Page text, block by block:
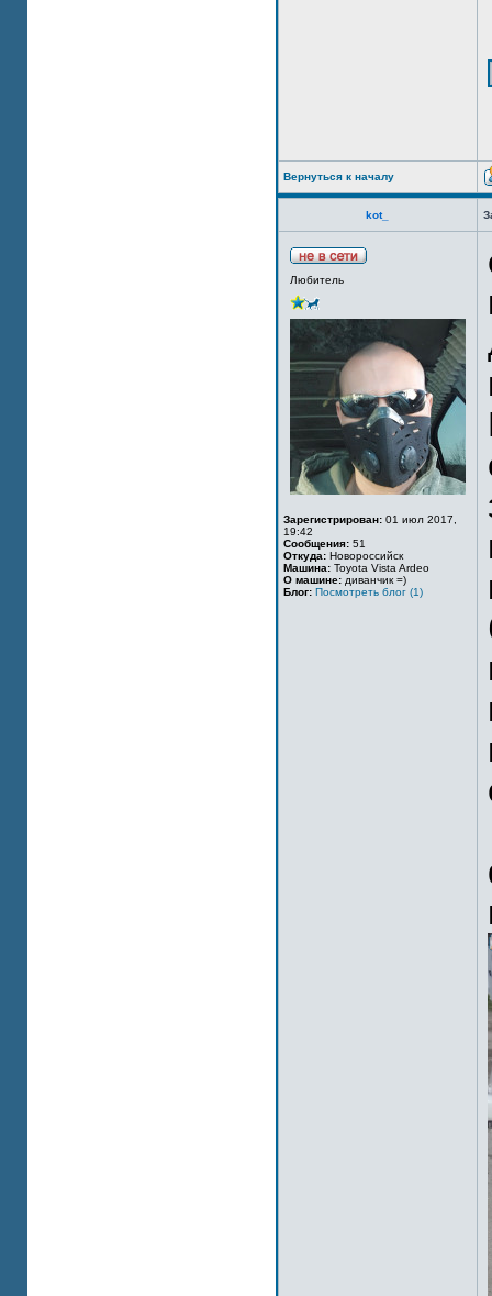
Вернуться к началу
kot_
Любитель
Зарегистрирован: 01 июл 2017,
19:42
Сообщения: 51
Откуда: Новороссийск
Машина: Toyota Vista Ardeo
О машине: диванчик =)
Блог: Посмотреть блог (1)